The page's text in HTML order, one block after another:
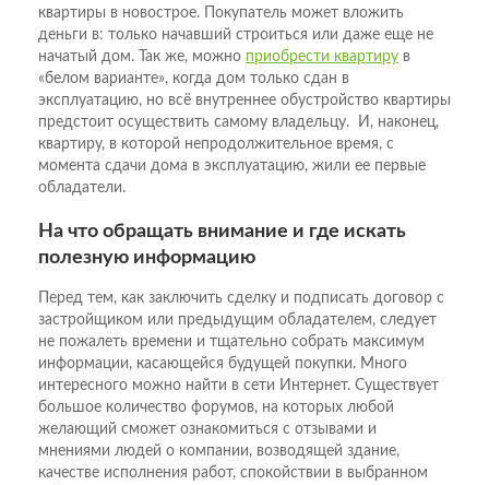
квартиры в новострое. Покупатель может вложить
деньги в: только начавший строиться или даже еще не
начатый дом. Так же, можно приобрести квартиру в
«белом варианте», когда дом только сдан в
эксплуатацию, но всё внутреннее обустройство квартиры
предстоит осуществить самому владельцу. И, наконец,
квартиру, в которой непродолжительное время, с
момента сдачи дома в эксплуатацию, жили ее первые
обладатели.
На что обращать внимание и где искать
полезную информацию
Перед тем, как заключить сделку и подписать договор с
застройщиком или предыдущим обладателем, следует
не пожалеть времени и тщательно собрать максимум
информации, касающейся будущей покупки. Много
интересного можно найти в сети Интернет. Существует
большое количество форумов, на которых любой
желающий сможет ознакомиться с отзывами и
мнениями людей о компании, возводящей здание,
качестве исполнения работ, спокойствии в выбранном